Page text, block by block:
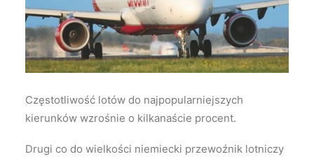
Wyszukiwanie
Częstotliwość lotów do najpopularniejszych
kierunków wzrośnie o kilkanaście procent.
Drugi co do wielkości niemiecki przewoźnik lotniczy